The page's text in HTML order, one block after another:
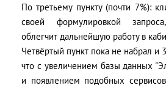
По третьему пункту (почти 7%):
своей формулировкой
облегчит дальнейшую работу в
Четвёртый пункт пока не набрал и
что с увеличением базы данных
и появлением подобных